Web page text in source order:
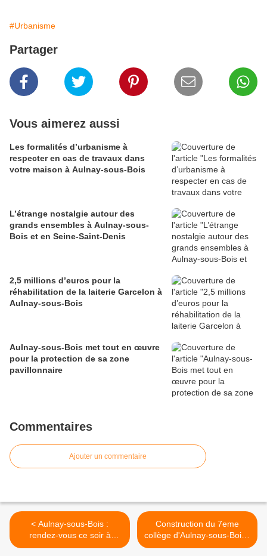
#Urbanisme
Partager
Vous aimerez aussi
Les formalités d’urbanisme à
respecter en cas de travaux dans
votre maison à Aulnay-sous-Bois
L’étrange nostalgie autour des
grands ensembles à Aulnay-sous-
Bois et en Seine-Saint-Denis
2,5 millions d’euros pour la
réhabilitation de la laiterie Garcelon à
Aulnay-sous-Bois
Aulnay-sous-Bois met tout en œuvre
pour la protection de sa zone
pavillonnaire
Commentaires
Ajouter un commentaire
< Aulnay-sous-Bois :
rendez-vous ce soir à
l'Espace Jacques Prévert
Construction du 7eme
collège d'Aulnay-sous-Bois :
avis favorable à la